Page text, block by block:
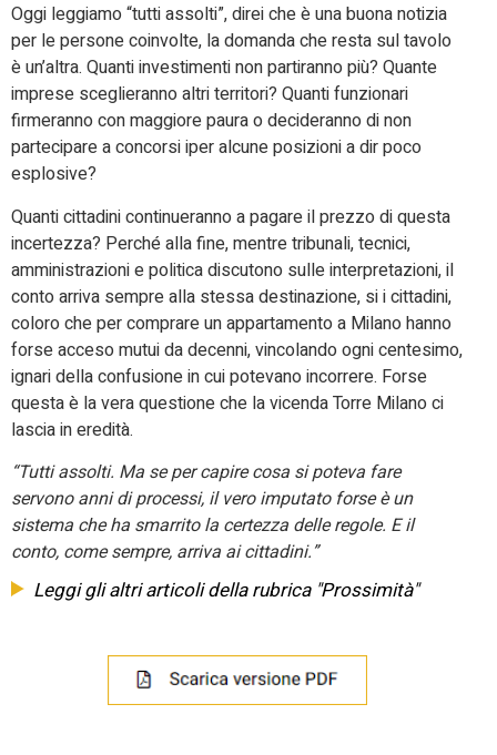
Oggi leggiamo “tutti assolti”, direi che è una buona notizia
per le persone coinvolte, la domanda che resta sul tavolo
è un’altra. Quanti investimenti non partiranno più? Quante
imprese sceglieranno altri territori? Quanti funzionari
firmeranno con maggiore paura o decideranno di non
partecipare a concorsi iper alcune posizioni a dir poco
esplosive?
Quanti cittadini continueranno a pagare il prezzo di questa
incertezza? Perché alla fine, mentre tribunali, tecnici,
amministrazioni e politica discutono sulle interpretazioni, il
conto arriva sempre alla stessa destinazione, si i cittadini,
coloro che per comprare un appartamento a Milano hanno
forse acceso mutui da decenni, vincolando ogni centesimo,
ignari della confusione in cui potevano incorrere. Forse
questa è la vera questione che la vicenda Torre Milano ci
lascia in eredità.
“Tutti assolti. Ma se per capire cosa si poteva fare
servono anni di processi, il vero imputato forse è un
sistema che ha smarrito la certezza delle regole. E il
conto, come sempre, arriva ai cittadini.”
Leggi gli altri articoli della rubrica "Prossimità"